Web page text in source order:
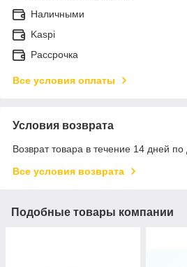
Наличными
Kaspi
Рассрочка
Все условия оплаты
Условия возврата
Возврат товара в течение 14 дней по
Все условия возврата
Подобные товары компании